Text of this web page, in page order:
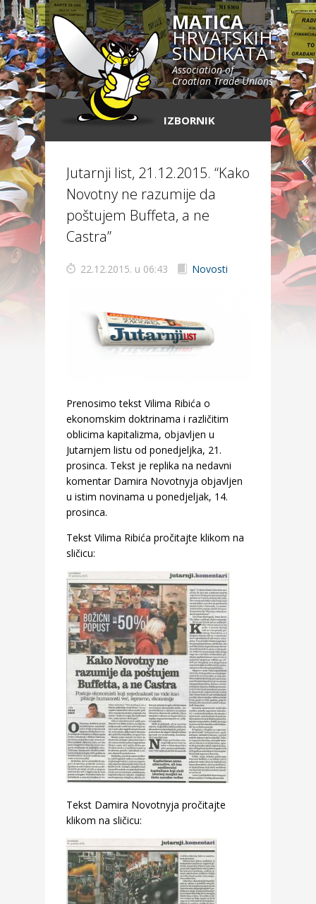
MATICA
HRVATSKIH
SINDIKATA
Association of
Croatian Trade Unions
IZBORNIK
Jutarnji list, 21.12.2015. “Kako
Novotny ne razumije da
poštujem Buffeta, a ne
Castra”
22.12.2015. u 06:43 Novosti
Prenosimo tekst Vilima Ribića o
ekonomskim doktrinama i različitim
oblicima kapitalizma, objavljen u
Jutarnjem listu od ponedjeljka, 21.
prosinca. Tekst je replika na nedavni
komentar Damira Novotnyja objavljen
u istim novinama u ponedjeljak, 14.
prosinca.
Tekst Vilima Ribića pročitajte klikom na
sličicu:
Tekst Damira Novotnyja pročitajte
klikom na sličicu: